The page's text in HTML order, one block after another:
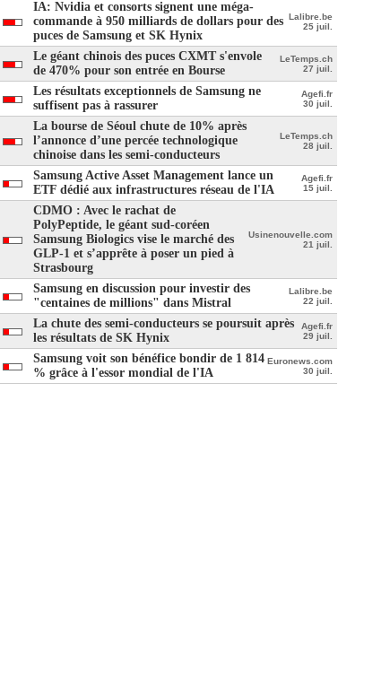
IA: Nvidia et consorts signent une méga-
commande à 950 milliards de dollars pour des
puces de Samsung et SK Hynix
Lalibre.be
25 juil.
Le géant chinois des puces CXMT s'envole
de 470% pour son entrée en Bourse
LeTemps.ch
27 juil.
Les résultats exceptionnels de Samsung ne
suffisent pas à rassurer
Agefi.fr
30 juil.
La bourse de Séoul chute de 10% après
l’annonce d’une percée technologique
chinoise dans les semi-conducteurs
LeTemps.ch
28 juil.
Samsung Active Asset Management lance un
ETF dédié aux infrastructures réseau de l'IA
Agefi.fr
15 juil.
CDMO : Avec le rachat de
PolyPeptide, le géant sud-coréen
Samsung Biologics vise le marché des
GLP-1 et s’apprête à poser un pied à
Strasbourg
Usinenouvelle.com
21 juil.
Samsung en discussion pour investir des
"centaines de millions" dans Mistral
Lalibre.be
22 juil.
La chute des semi-conducteurs se poursuit après
les résultats de SK Hynix
Agefi.fr
29 juil.
Samsung voit son bénéfice bondir de 1 814
% grâce à l'essor mondial de l'IA
Euronews.com
30 juil.